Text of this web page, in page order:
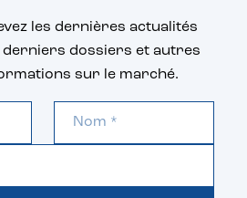
les dernières actualités
derniers dossiers et autres
sur le marché.